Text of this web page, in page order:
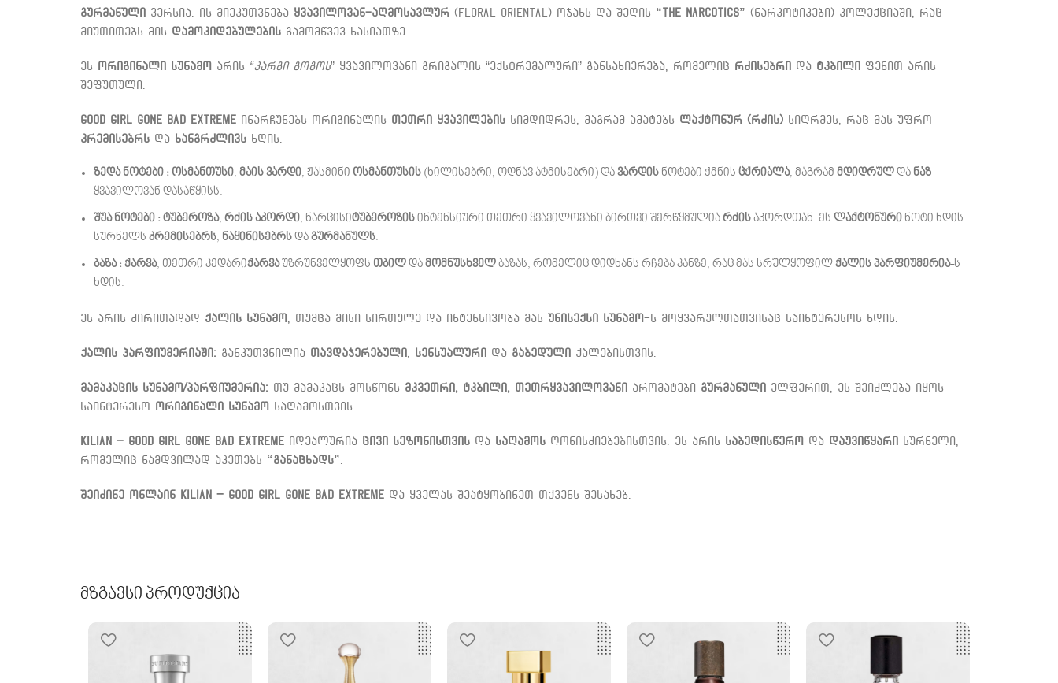
გურმანული ვერსია. ის მიეკუთვნება ყვავილოვან-აღმოსავლურ (Floral Oriental) ოჯახს და შედის “The Narcotics” (ნარკოტიკები) კოლექციაში, რაც
მიუთითებს მის დამოკიდებულების გამომწვევ ხასიათზე.
ეს ორიგინალი სუნამო არის “კარგი გოგოს” ყვავილოვანი გრიგალის “ექსტრემალური” განსახიერება, რომელიც რძისებრი და ტკბილი ფენით არის
შეფუთული.
Good Girl Gone Bad Extreme ინარჩუნებს ორიგინალის თეთრი ყვავილების სიმდიდრეს, მაგრამ ამატებს ლაქტონურ (რძის) სიღრმეს, რაც მას უფრო
კრემისებრს და ხანგრძლივს ხდის.
ზედა ნოტები : ოსმანთუსი, მაის ვარდი, ჟასმინი ოსმანთუსის (ხილისებრი, ოდნავ ატმისებრი) და ვარდის ნოტები ქმნის ცქრიალა, მაგრამ მდიდრულ და ნაზ
ყვავილოვან დასაწყისს.
შუა ნოტები : ტუბეროზა, რძის აკორდი, ნარცისიტუბეროზის ინტენსიური თეთრი ყვავილოვანი ბირთვი შერწყმულია რძის აკორდთან. ეს ლაქტონური ნოტი ხდის
სურნელს კრემისებრს, ნაყინისებრს და გურმანულს.
ბაზა : ქარვა, თეთრი კედარიქარვაუზრუნველყოფს თბილ და მომნუსხველ ბაზას, რომელიც დიდხანს რჩება კანზე, რაც მას სრულყოფილ ქალის პარფიუმერია-ს
ხდის.
ეს არის ძირითადად ქალის სუნამო , თუმცა მისი სირთულე და ინტენსივობა მას უნისექსი სუნამო-ს მოყვარულთათვისაც საინტერესოს ხდის.
ქალის პარფიუმერიაში: განკუთვნილია თავდაჯერებული სენსუალური და გაბედული ქალებისთვის.
მამაკაცის სუნამო/პარფიუმერია: თუ მამაკაცს მოსწონს მკვეთრი, ტკბილი, თეთრყვავილოვანი არომატები გურმანული ელფერით, ეს შეიძლება იყოს
საინტერესო ორიგინალი სუნამო საღამოსთვის.
Kilian – Good Girl Gone Bad Extreme იდეალურია ცივი სეზონისთვის და საღამოს ღონისძიებებისთვის. ეს არის საბედისწერო და დაუვიწყარი სურნელი,
რომელიც ნამდვილად აკეთებს “განაცხადს”
შეიძინე ონლაინ Kilian – Good Girl Gone Bad Extreme და ყველას შეატყობინეთ თქვენს შესახებ.
Მზგავსი Პროდუქცია